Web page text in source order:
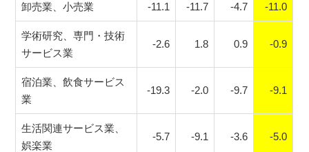
卸売業、小売業 -11.1 -11.7 -4.7 -11.0
学術研究、専門・技術
サービス業
-2.6 1.8 0.9 -0.9
宿泊業、飲食サービス
業
-19.3 -2.0 -9.7 -9.1
生活関連サービス業、
娯楽業
-5.7 -9.1 -3.6 -5.0